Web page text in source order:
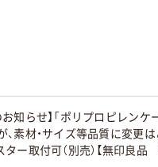
お知らせ】「ポリプロピレン
、素材・サイズ等品質に変更
ター取付可（別売）【無印良